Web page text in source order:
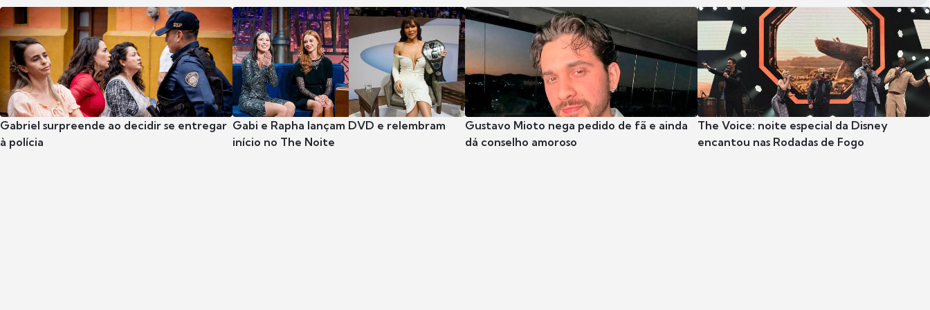
Gabriel surpreende ao decidir se entregar
à polícia
Gabi e Rapha lançam DVD e relembram
início no The Noite
Gustavo Mioto nega pedido de fã e ainda
dá conselho amoroso
The Voice: noite especial da Disney
encantou nas Rodadas de Fogo